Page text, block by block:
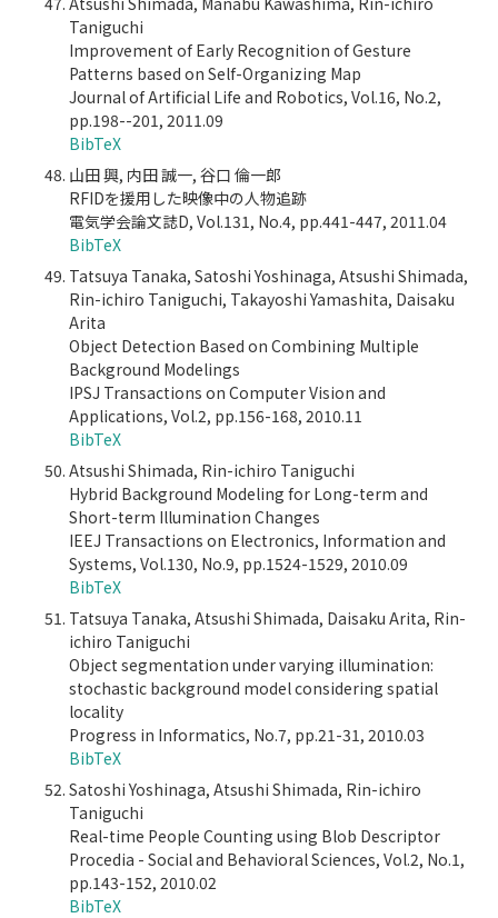
Taniguchi
Improvement of Early Recognition of Gesture
Patterns based on Self-Organizing Map
Journal of Artificial Life and Robotics, Vol.16, No.2,
pp.198--201, 2011.09
BibTeX
山田 興, 内田 誠一, 谷口 倫一郎
RFIDを援用した映像中の人物追跡
電気学会論文誌D, Vol.131, No.4, pp.441-447, 2011.04
BibTeX
Tatsuya Tanaka, Satoshi Yoshinaga, Atsushi Shimada,
Rin-ichiro Taniguchi, Takayoshi Yamashita, Daisaku
Arita
Object Detection Based on Combining Multiple
Background Modelings
IPSJ Transactions on Computer Vision and
Applications, Vol.2, pp.156-168, 2010.11
BibTeX
Atsushi Shimada, Rin-ichiro Taniguchi
Hybrid Background Modeling for Long-term and
Short-term Illumination Changes
IEEJ Transactions on Electronics, Information and
Systems, Vol.130, No.9, pp.1524-1529, 2010.09
BibTeX
Tatsuya Tanaka, Atsushi Shimada, Daisaku Arita, Rin-
ichiro Taniguchi
Object segmentation under varying illumination:
stochastic background model considering spatial
locality
Progress in Informatics, No.7, pp.21-31, 2010.03
BibTeX
Satoshi Yoshinaga, Atsushi Shimada, Rin-ichiro
Taniguchi
Real-time People Counting using Blob Descriptor
Procedia - Social and Behavioral Sciences, Vol.2, No.1,
pp.143-152, 2010.02
BibTeX